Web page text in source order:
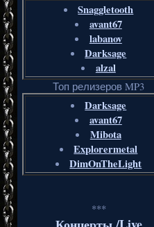
Snaggletooth
avant67
labanov
Darksage
alzal
Топ релизеров MP3
Darksage
avant67
Mibota
Explorermetal
DimOnTheLight
***